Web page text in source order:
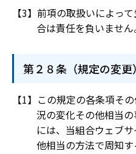
前項の取扱いによっ
合は責任を負いません
第２８条（規定の変更）
この規定の各条項そ
況の変化その他相当
には、当組合ウェブ
他相当の方法で周知